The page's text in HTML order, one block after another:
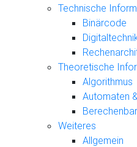
Technische
Binärcode
Theoretische
Algorithmus
Automaten
Weiteres
Allgemein